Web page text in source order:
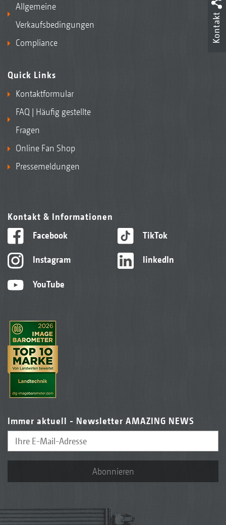
Allgemeine
Verkaufsbedingungen
Compliance
Quick Links
Kontaktformular
FAQ | Häufig gestellte
Fragen
Online Fan Shop
Pressemeldungen
Kontakt & Informationen
Facebook
Instagram
YouTube
TikTok
linkedIn
Immer aktuell - Newsletter AMAZING NEWS
Abonnieren
Kontakt